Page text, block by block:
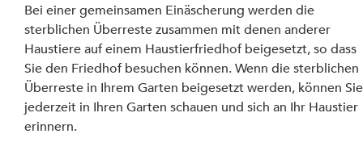
Bei einer gemeinsamen Einäscherung werden die
sterblichen Überreste zusammen mit denen anderer
Haustiere auf einem Haustierfriedhof beigesetzt, so dass
Sie den Friedhof besuchen können. Wenn die sterblichen
Überreste in Ihrem Garten beigesetzt werden, können
jederzeit in Ihren Garten schauen und sich an Ihr Haustier
erinnern.